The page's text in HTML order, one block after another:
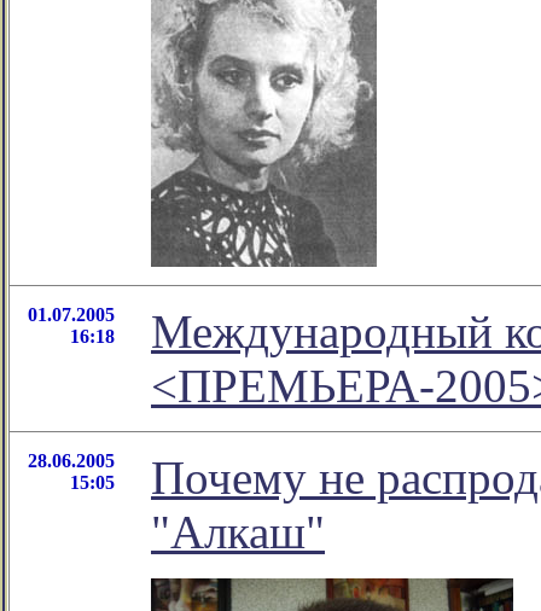
01.07.2005
16:18
Международный
<ПРЕМЬЕРА-
28.06.2005
15:05
Почему не
"Алкаш"